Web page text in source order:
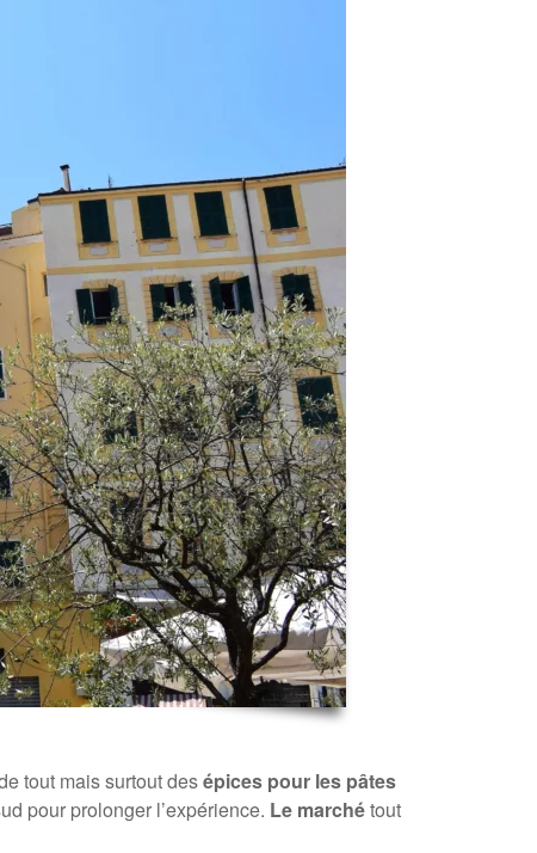
tout mais surtout desépices pour les pâtes
pour prolonger l’expérience. Le marchétout